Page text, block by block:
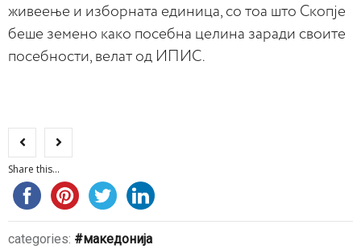
живеење и изборната единица, со тоа што Скопје
беше земено како посебна целина заради своите
посебности, велат од ИПИС.
Share this...
categories:
македонија